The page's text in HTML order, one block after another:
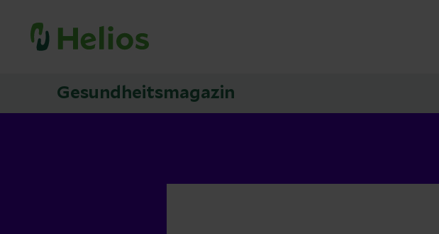
Gesundheitsmagazin